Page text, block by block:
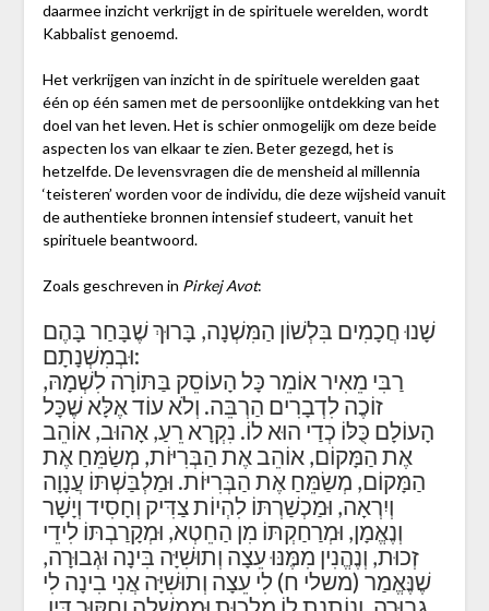
daarmee inzicht verkrijgt in de spirituele werelden, wordt
Kabbalist genoemd.
Het verkrijgen van inzicht in de spirituele werelden gaat
één op één samen met de persoonlijke ontdekking van het
doel van het leven. Het is schier onmogelijk om deze beide
aspecten los van elkaar te zien. Beter gezegd, het is
hetzelfde. De levensvragen die de mensheid al millennia
‘teisteren’ worden voor de individu, die deze wijsheid vanuit
de authentieke bronnen intensief studeert, vanuit het
spirituele beantwoord.
Zoals geschreven in Pirkej Avot:
שָׁנוּ חֲכָמִים בִּלְשׁוֹן הַמִּשְׁנָה, בָּרוּךְ שֶׁבָּחַר בָּהֶם
וּבְמִשְׁנָתָם:
רַבִּי מֵאִיר אוֹמֵר כָּל הָעוֹסֵק בַּתּוֹרָה לִשְׁמָהּ,
זוֹכֶה לִדְבָרִים הַרְבֵּה. וְלֹא עוֹד אֶלָּא שֶׁכָּל
הָעוֹלָם כֻּלּוֹ כְדַי הוּא לוֹ. נִקְרָא רֵעַ, אָהוּב, אוֹהֵב
אֶת הַמָּקוֹם, אוֹהֵב אֶת הַבְּרִיּוֹת, מְשַׂמֵּחַ אֶת
הַמָּקוֹם, מְשַׂמֵּחַ אֶת הַבְּרִיּוֹת. וּמַלְבַּשְׁתּוֹ עֲנָוָה
וְיִרְאָה, וּמַכְשַׁרְתּוֹ לִהְיוֹת צַדִּיק וְחָסִיד וְיָשָׁר
וְנֶאֱמָן, וּמְרַחַקְתּוֹ מִן הַחֵטְא, וּמְקָרַבְתּוֹ לִידֵי
זְכוּת, וְנֶהֱנִין מִמֶּנּוּ עֵצָה וְתוּשִׁיָּה בִּינָה וּגְבוּרָה,
שֶׁנֶּאֱמַר (משלי ח) לִי עֵצָה וְתוּשִׁיָּה אֲנִי בִינָה לִי